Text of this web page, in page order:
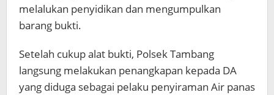
melalukan penyidikan dan mengumpulkan
barang bukti.
Setelah cukup alat bukti, Polsek Tambang
langsung melakukan penangkapan kepada DA
yang diduga sebagai pelaku penyiraman Air panas